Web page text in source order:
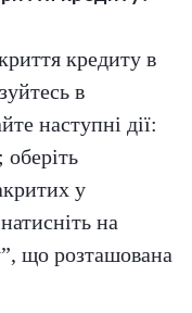
кредиту в
в
наступні дії:
оберіть
у
атисніть на
що розташована